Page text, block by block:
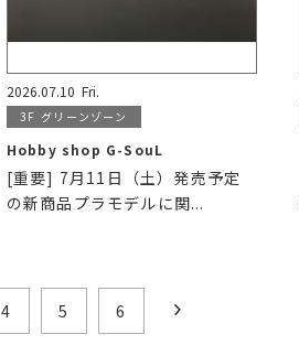
2026.07.10 Fri.
3F グリーンゾーン
Hobby shop G-SouL
[重要] 7月11日（土）発売予定
の新商品プラモデルに関...
4 5 6